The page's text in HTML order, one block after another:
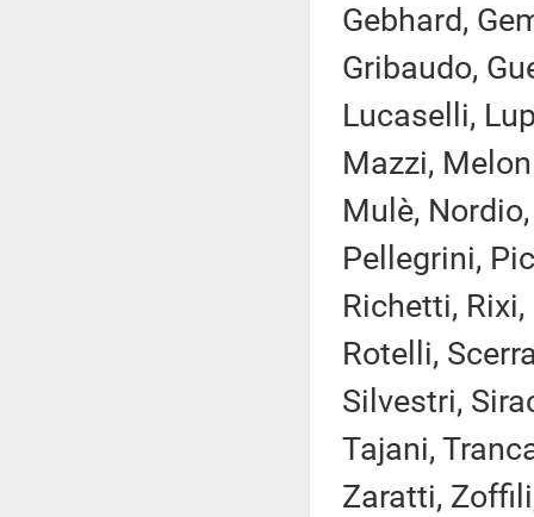
Gebhard,
Gribaudo,
Lucaselli,
Mazzi,
Mulè,
Pellegrini,
Richetti,
Rotelli,
Silvestri,
Tajani,
Zaratti,